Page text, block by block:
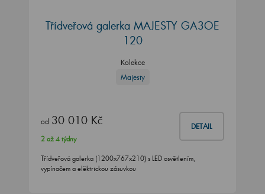
Třídveřová galerka MAJESTY GA3OE
120
Kolekce
Majesty
od 30 010 Kč DETAIL
2 až 4 týdny
Třídveřová galerka (1200x767x210) s LED osvětlením,
vypínačem a elëktrickou zásuvkou